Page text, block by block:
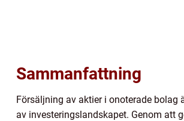
Sammanfattning
Försäljning av aktier i onoterade bolag
av investeringslandskapet. Genom att